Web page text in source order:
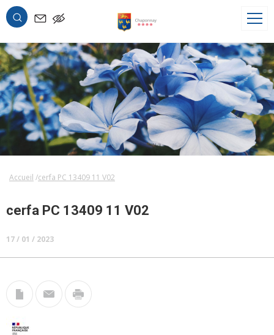
OK
Accueil cerfa PC 13409 11 V02
cerfa PC 13409 11 V02
17 / 01 / 2023